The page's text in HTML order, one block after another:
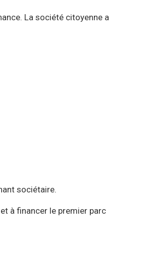
La société citoyenne a
sociétaire.
à financer le premier parc